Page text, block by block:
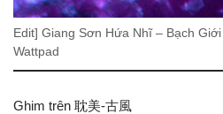
Edit] Giang Sơn Hứa Nhĩ – Bạch
Wattpad
Ghim trên 耽美-古風